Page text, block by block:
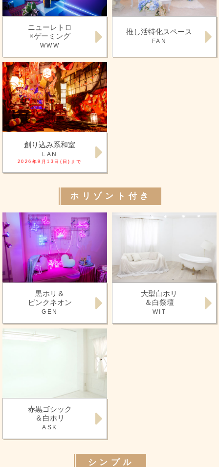
ニューレトロ
×ゲーミング
WWW
推し活特化スペース
FAN
創り込み系和室
LAN
2026年9月13日(日)まで
ホリゾント付き
黒ホリ＆
ピンクネオン
GEN
大型白ホリ
＆白祭壇
WIT
赤黒ゴシック
＆白ホリ
ASK
シンプル